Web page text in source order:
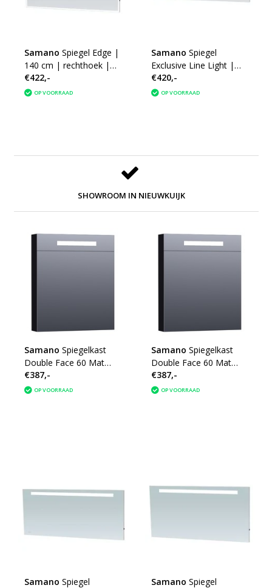
Samano Spiegel Edge |
140 cm | rechthoek |
aluminium | met LED
verlichting
€422,-
OP VOORRAAD
Samano Spiegel
Exclusive Line Light |
200x70 cm | rechthoek
| aluminium | met LED
€420,-
OP VOORRAAD
SHOWROOM IN NIEUWKUIJK
Samano Spiegelkast
Double Face 60 Mat
Zwart Linksdraaiend
€387,-
OP VOORRAAD
Samano Spiegelkast
Double Face 60 Mat
Zwart Rechtsdraaiend
€387,-
OP VOORRAAD
Samano Spiegel
Samano Spiegel